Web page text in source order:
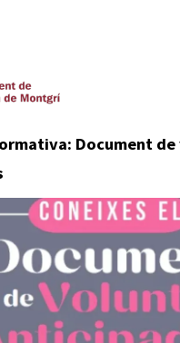
Document